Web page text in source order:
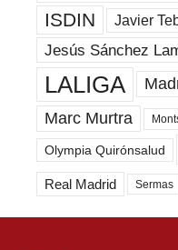
ISDIN Javier
Jesús Sánchez
LALIGA
Marc Murtra
Olympia Quirónsalud
Real Madrid Sermas